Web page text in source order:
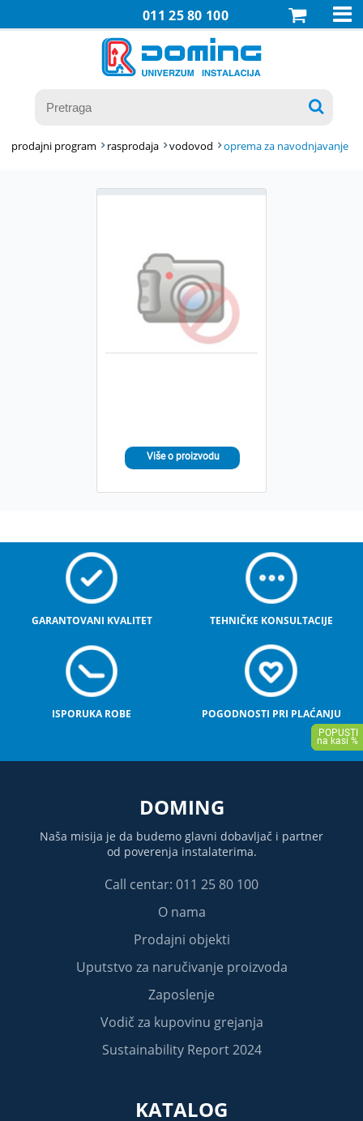
011 25 80 100


prodajni program rasprodaja vodovod oprema za navodnjavanje
GARANTOVANI KVALITET TEHNIČKE KONSULTACIJE
ISPORUKA ROBE POGODNOSTI PRI PLAĆANJU
DOMING
Naša misija je da budemo glavni dobavljač i partner
od poverenja instalaterima.
Call centar: 011 25 80 100
O nama
Prodajni objekti
Uputstvo za naručivanje proizvoda
Zaposlenje
Vodič za kupovinu grejanja
Sustainability Report 2024
KATALOG